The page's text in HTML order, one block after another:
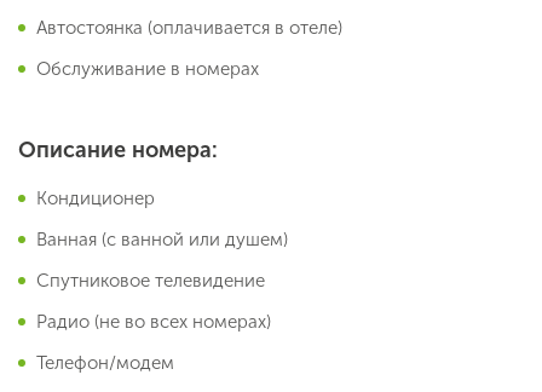
Автостоянка (оплачивается в отеле)
Обслуживание в номерах
Описание номера:
Кондиционер
Ванная (с ванной или душем)
Спутниковое телевидение
Радио (не во всех номерах)
Телефон/модем